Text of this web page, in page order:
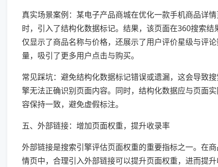
真实场景案例：某电子产品商城在优化一款手机商品详
时，引入了结构化数据标记。结果，该页面在360搜索结
仅显示了商品名称与价格，还展示了用户评价星级与评
量，吸引了更多用户点击与购买。
常见踩坑：避免结构化数据标记错误或遗漏，这会导致
擎无法正确识别页面内容。同时，结构化数据应与页面
容保持一致，避免虚假标注。
五、外部链接：增加页面权重，提升收录率
外部链接是搜索引擎评估页面权重的重要指标之一。在
情页中，合理引入外部链接可以提升页面权重，进而提